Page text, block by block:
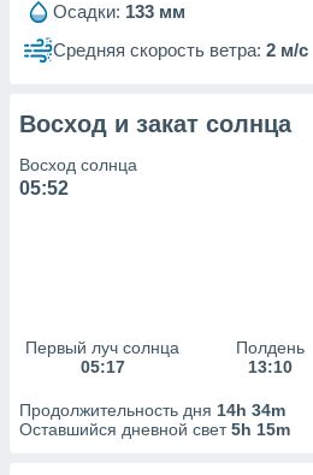
1199
Осадки: 133 мм
Средняя скорость ветра: 2 м/с
Восход и закат солнца
Восход солнца
05:52
Первый луч солнца
05:17
Полдень
13:10
Продолжительность дня 14h 34m
Оставшийся дневной свет5h 15m